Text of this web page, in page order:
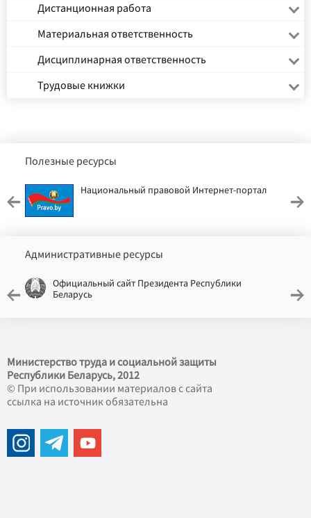
Дистанционная работа
Материальная ответственность
Дисциплинарная ответственность
Трудовые книжки
Полезные ресурсы
Национальный правовой Интернет-портал
Административные ресурсы
Официальный сайт Президента Республики
Беларусь
Министерство труда и социальной защиты
Республики Беларусь, 2012
© При использовании материалов с сайта
ссылка на источник обязательна